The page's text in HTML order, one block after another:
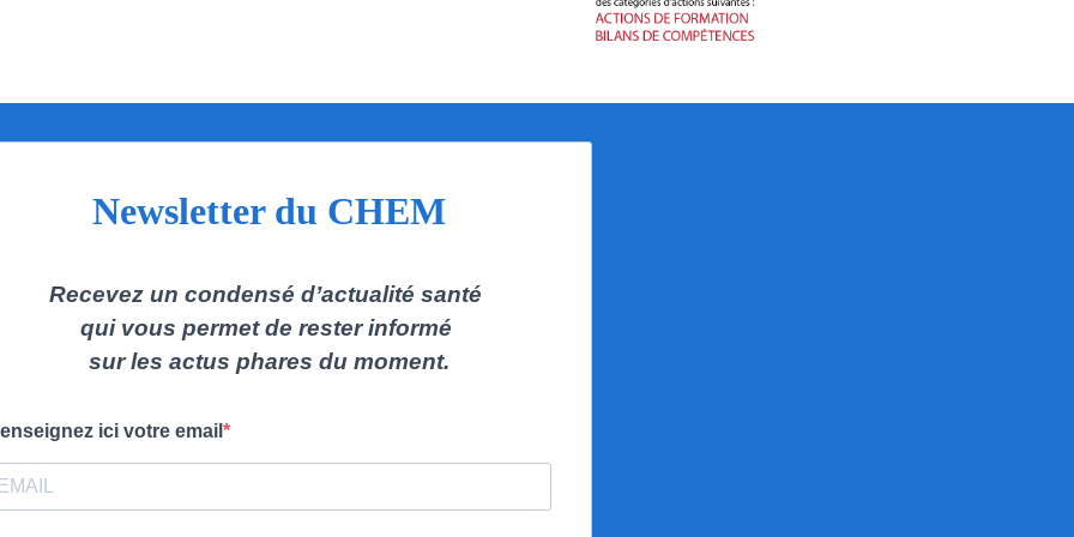
Newsletter du CHEM
Recevez un condensé d’actualité santé
qui vous permet de rester informé
sur les actus phares du moment.
ici votre email